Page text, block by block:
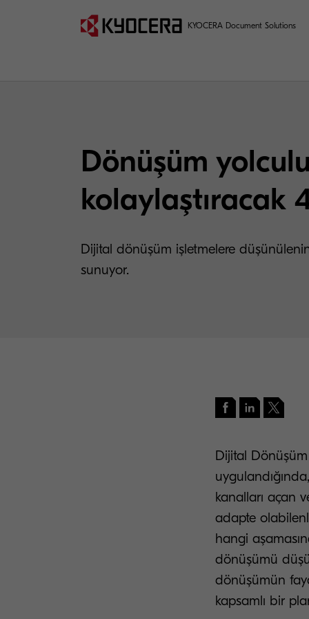
KYOCERA Document Solutions
Dönüşüm
kolaylaştıracak
Dijital dönüşüm işletmelere
sunuyor.
Dijital
kanalları açan
adapte
hangi
dönüşümü
dönüşümün
kapsamlı bir